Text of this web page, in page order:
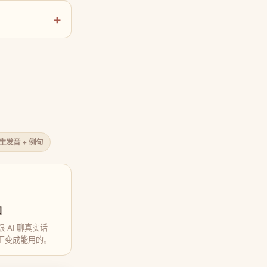
发音 + 例句
AI 聊真实话
成能用的。